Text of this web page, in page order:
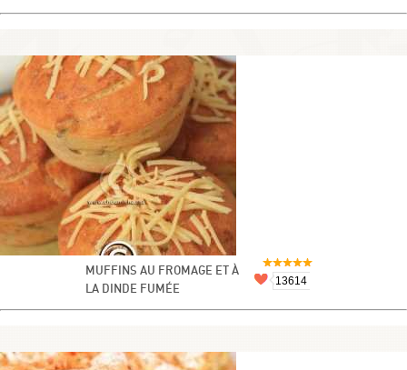
MUFFINS AU FROMAGE ET À
LA DINDE FUMÉE
13614